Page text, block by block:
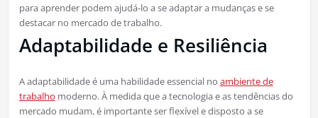
para aprender podem ajudá-lo a se adaptar a mudanças e se
destacar no mercado de trabalho.
Adaptabilidade e Resiliência
A adaptabilidade é uma habilidade essencial no ambiente de
trabalho moderno. À medida que a tecnologia e as tendências do
mercado mudam, é importante ser flexível e disposto a se